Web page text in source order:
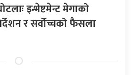
इन्भेष्टमेन्ट मेगाको
र सर्वोच्चको फैसला